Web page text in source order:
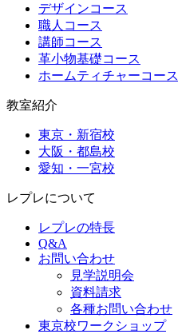
デザインコース
職人コース
講師コース
革小物基礎コース
ホームティチャーコース
教室紹介
東京・新宿校
大阪・都島校
愛知・一宮校
レプレについて
レプレの特長
Q&A
お問い合わせ
見学説明会
資料請求
各種お問い合わせ
東京校ワークショップ